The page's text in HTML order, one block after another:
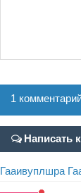
1
Написать
Гааивуплшра